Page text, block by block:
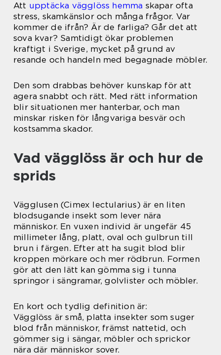
Att upptäcka vägglöss hemma skapar ofta
stress, skamkänslor och många frågor. Var
kommer de ifrån? Är de farliga? Går det att
sova kvar? Samtidigt ökar problemen
kraftigt i Sverige, mycket på grund av
resande och handeln med begagnade möbler.
Den som drabbas behöver kunskap för att
agera snabbt och rätt. Med rätt information
blir situationen mer hanterbar, och man
minskar risken för långvariga besvär och
kostsamma skador.
Vad vägglöss är och hur de
sprids
Vägglusen (Cimex lectularius) är en liten
blodsugande insekt som lever nära
människor. En vuxen individ är ungefär 45
millimeter lång, platt, oval och gulbrun till
brun i färgen. Efter att ha sugit blod blir
kroppen mörkare och mer rödbrun. Formen
gör att den lätt kan gömma sig i tunna
springor i sängramar, golvlister och möbler.
En kort och tydlig definition är:
Vägglöss är små, platta insekter som suger
blod från människor, främst nattetid, och
gömmer sig i sängar, möbler och sprickor
nära där människor sover.